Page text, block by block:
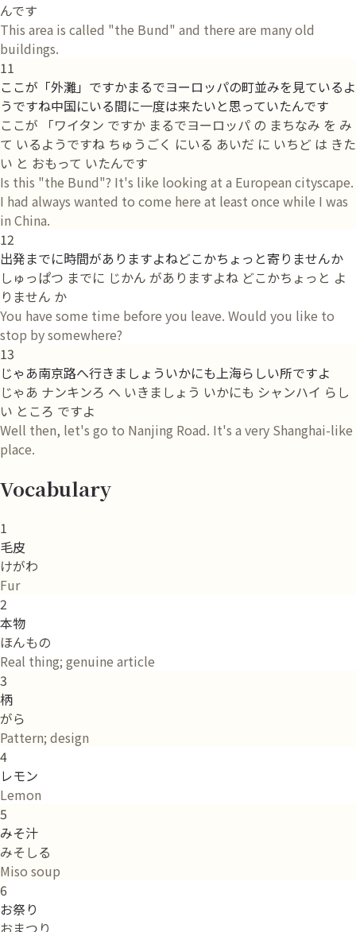
んです
This area is called "the Bund" and there are many old
buildings.
11
ここが「外灘」ですかまるでヨーロッパの町並みを見ているよ
うですね中国にいる間に一度は来たいと思っていたんです
ここが 「ワイタン ですか まるでヨーロッパ の まちなみ を み
て いるようですね ちゅうごく にいる あいだ に いちど は きた
い と おもって いたんです
Is this "the Bund"? It's like looking at a European cityscape.
I had always wanted to come here at least once while I was
in China.
12
出発までに時間がありますよねどこかちょっと寄りませんか
しゅっぱつ までに じかん がありますよね どこかちょっと よ
りません か
You have some time before you leave. Would you like to
stop by somewhere?
13
じゃあ南京路へ行きましょういかにも上海らしい所ですよ
じゃあ ナンキンろ へ いきましょう いかにも シャンハイ らし
い ところ ですよ
Well then, let's go to Nanjing Road. It's a very Shanghai-like
place.
Vocabulary
1
毛皮
けがわ
Fur
2
本物
ほんもの
Real thing; genuine article
3
柄
がら
Pattern; design
4
レモン
Lemon
5
みそ汁
みそしる
Miso soup
6
お祭り
おまつり